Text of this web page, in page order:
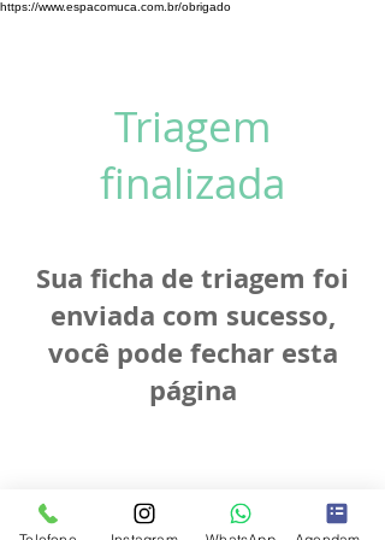
https://www.espacomuca.com.br/obrigado
Triagem
finalizada
Sua ficha de triagem foi
enviada com sucesso,
você pode fechar esta
página